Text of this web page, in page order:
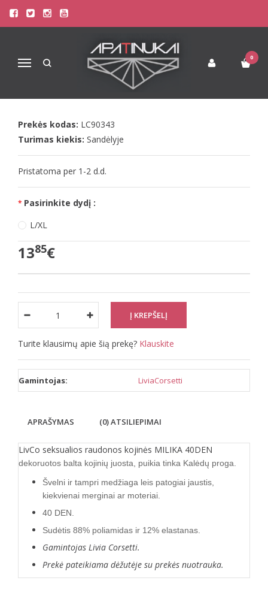
Navigacija
0
Pagrindinis
Apatinis Trikotažas Moterims
Seksualūs Moteriški Apatiniai
LIVCO SEKSUALIOS RAUDONOS
KOJINĖS MILIKA
Prekės kodas: LC90343
Turimas kiekis: Sandėlyje
Pristatoma per 1-2 d.d.
Pasirinkite dydį :
L/XL
1385€
Turite klausimų apie šią prekę? Klauskite
Gamintojas: LiviaCorsetti
APRAŠYMAS (0) ATSILIEPIMAI
LivCo seksualios raudonos kojinės MILIKA 40DEN
dekoruotos balta kojinių juosta, puikia tinka Kalėdų proga.
Švelni ir tampri medžiaga leis patogiai jaustis,
kiekvienai merginai ar moteriai.
40 DEN.
Sudėtis 88% poliamidas ir 12% elastanas.
Gamintojas Livia Corsetti.
Prekė pateikiama dėžutėje su prekės nuotrauka.